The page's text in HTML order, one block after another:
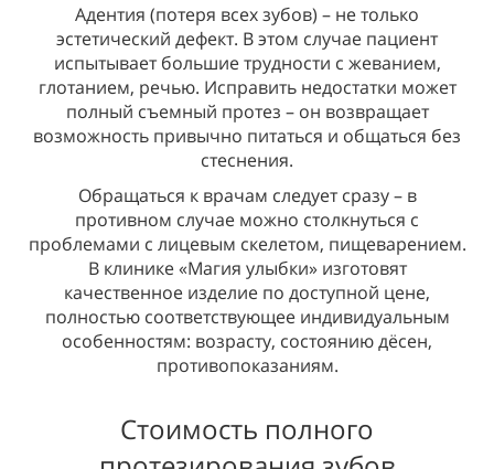
Адентия (потеря всех зубов) – не только
эстетический дефект. В этом случае пациент
испытывает большие трудности с жеванием,
глотанием, речью. Исправить недостатки может
полный съемный протез – он возвращает
возможность привычно питаться и общаться без
стеснения.
Обращаться к врачам следует сразу – в
противном случае можно столкнуться с
проблемами с лицевым скелетом, пищеварением.
В клинике «Магия улыбки» изготовят
качественное изделие по доступной цене,
полностью соответствующее индивидуальным
особенностям: возрасту, состоянию дёсен,
противопоказаниям.
Стоимость полного